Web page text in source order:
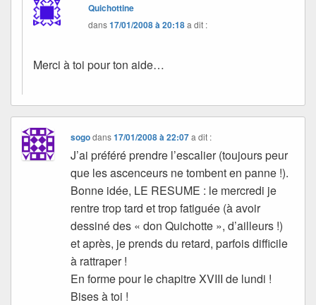
Quichottine
dans17/01/2008 à 20:18a dit :
Merci à toi pour ton aide…
sogodans17/01/2008 à 22:07 a dit :
J’ai préféré prendre l’escalier (toujours peur
que les ascenceurs ne tombent en panne !).
Bonne idée, LE RESUME : le mercredi je
rentre trop tard et trop fatiguée (à avoir
dessiné des « don Quichotte », d’ailleurs !)
et après, je prends du retard, parfois difficile
à rattraper !
En forme pour le chapitre XVIII de lundi !
Bises à toi !